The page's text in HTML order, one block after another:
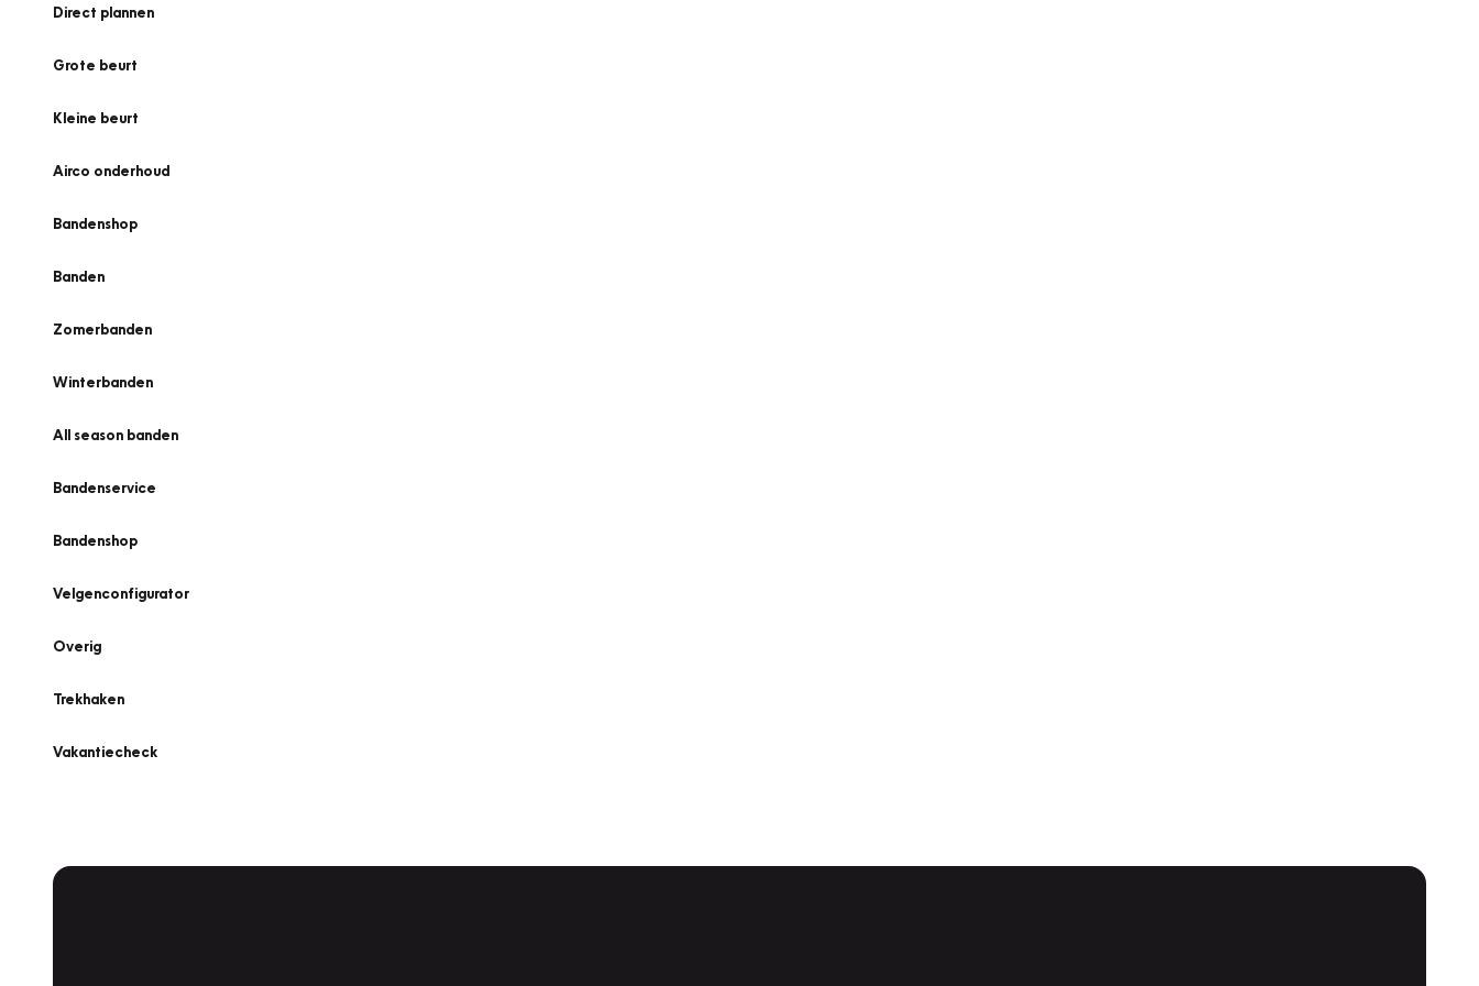
Direct plannen
Grote beurt
Kleine beurt
Airco onderhoud
Bandenshop
Banden
Zomerbanden
Winterbanden
All season banden
Bandenservice
Bandenshop
Velgenconfigurator
Overig
Trekhaken
Vakantiecheck